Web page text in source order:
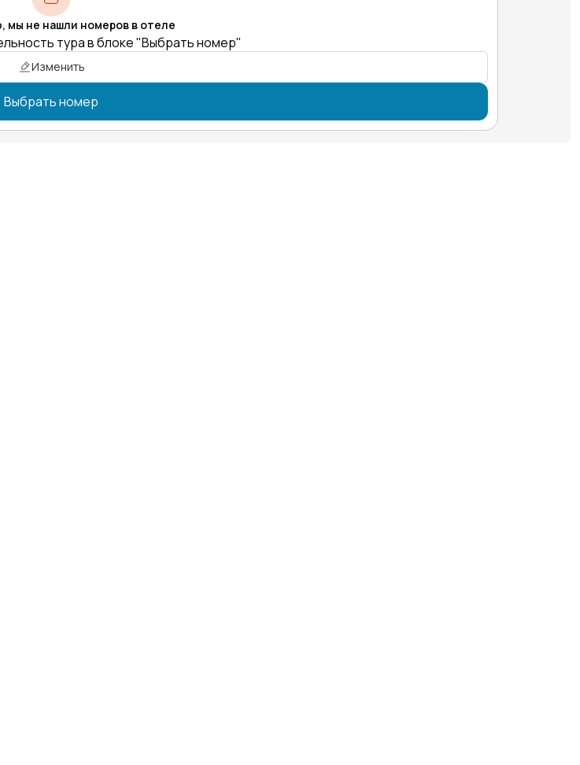
мы не нашли номеров в отеле
тура в блоке "Выбрать номер"
Изменить
Выбрать номер